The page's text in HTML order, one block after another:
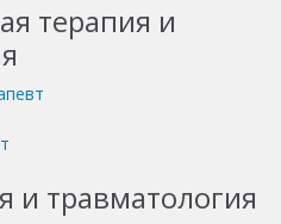
терапия и
и травматология